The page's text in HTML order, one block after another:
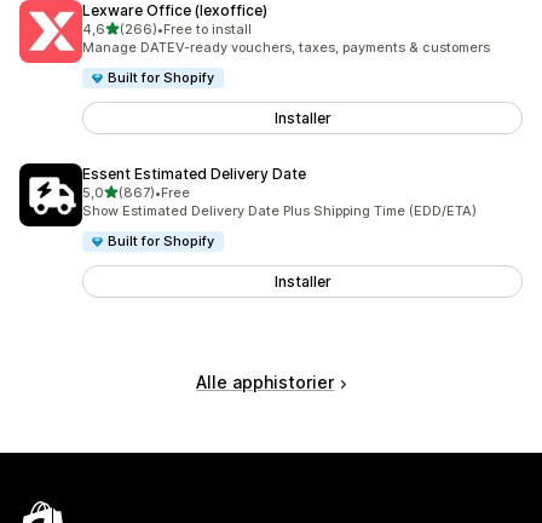
Lexware Office (lexoffice)
4,6av 5 stjerner
(266)
Totalt 266 omtaler
•Free to install
Manage DATEV-ready vouchers, taxes, payments & customers
Built for Shopify
Installer
Essent Estimated Delivery Date
5,0av 5 stjerner
(867)
Totalt 867 omtaler
•Free
Show Estimated Delivery Date Plus Shipping Time (EDD/ETA)
Built for Shopify
Installer
Alle apphistorier